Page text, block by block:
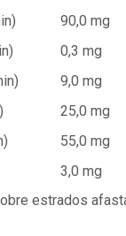
90,0 mg
0,3 mg
9,0 mg
25,0 mg
55,0 mg
3,0 mg
estrados